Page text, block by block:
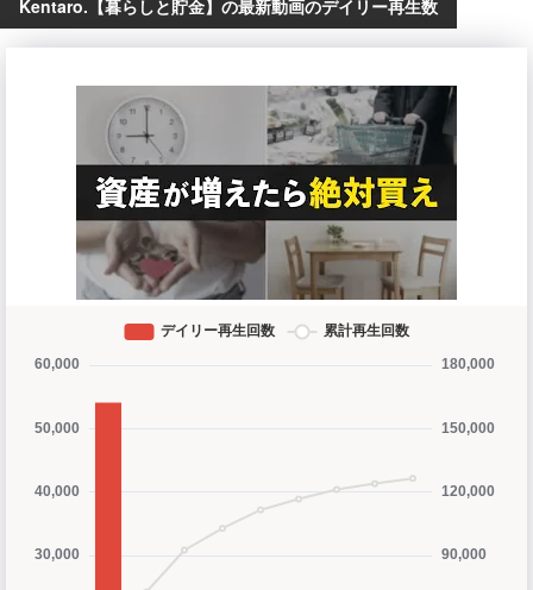
Kentaro.【暮らしと貯金】の最新動画のデイリー再生数